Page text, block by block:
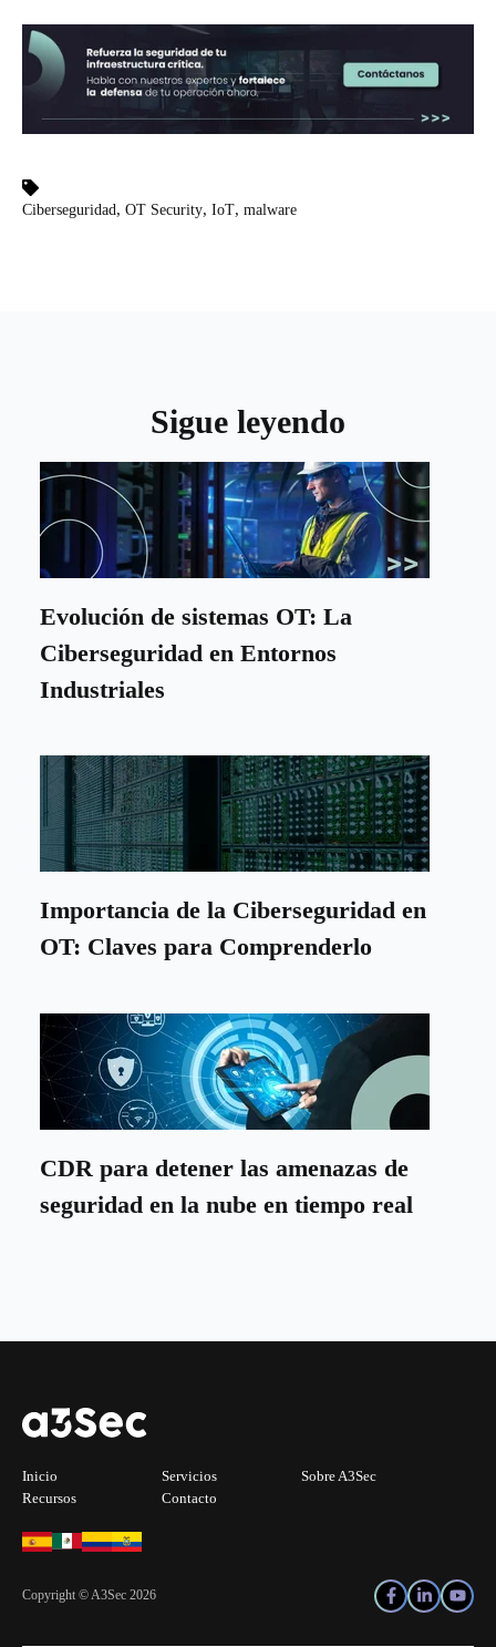
Ciberseguridad , OT Security, IoT, malware
Sigue leyendo
Evolución de sistemas OT: La
Ciberseguridad en Entornos
Industriales
Importancia de la Ciberseguridad en
OT: Claves para Comprenderlo
CDR para detener las amenazas de
seguridad en la nube en tiempo real
Inicio Servicios
Sobre A3Sec
Recursos
Contacto
Copyright © A3Sec 2026